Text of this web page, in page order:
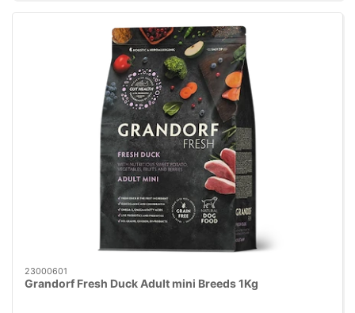
23000601
Grandorf Fresh Duck Adult mini Breeds 1Kg